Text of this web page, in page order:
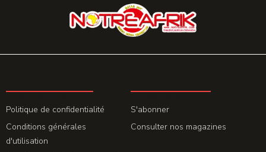
Politique de confidentialité
Conditions générales
d'utilisation
S'abonner
Consulter nos magazines